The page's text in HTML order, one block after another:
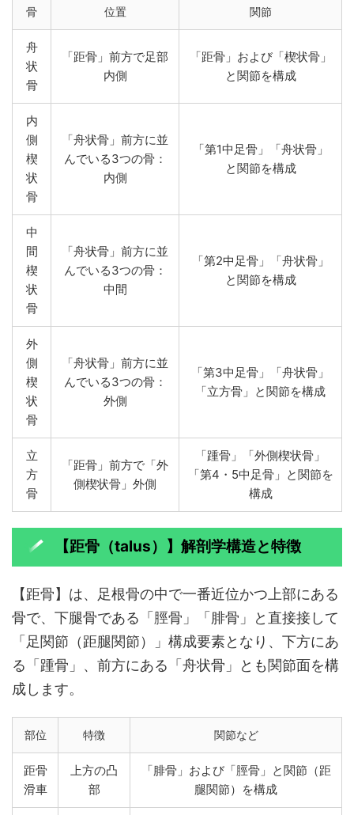
骨 位置 関節
舟
状
骨
「距骨」前方で足部
内側
「距骨」および「楔状骨」
と関節を構成
内
側
楔
状
骨
「舟状骨」前方に並
んでいる3つの骨：
内側
「第1中足骨」「舟状骨」
と関節を構成
中
間
楔
状
骨
「舟状骨」前方に並
んでいる3つの骨：
中間
「第2中足骨」「舟状骨」
と関節を構成
外
側
楔
状
骨
「舟状骨」前方に並
んでいる3つの骨：
外側
「第3中足骨」「舟状骨」
「立方骨」と関節を構成
立
方
骨
「距骨」前方で「外
側楔状骨」外側
「踵骨」「外側楔状骨」
「第4・5中足骨」と関節を
構成
【距骨（talus）】解剖学構造と特徴
【距骨】は、足根骨の中で一番近位かつ上部にある
骨で、下腿骨である「脛骨」「腓骨」と直接接して
「足関節（距腿関節）」構成要素となり、下方にあ
る「踵骨」、前方にある「舟状骨」とも関節面を構
成します。
部位 特徴 関節など
距骨
滑車
上方の凸
部
「腓骨」および「脛骨」と関節（距
腿関節）を構成